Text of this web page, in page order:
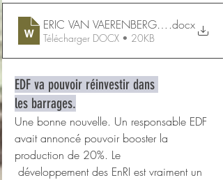
ERIC VAN VAERENBERGH. Les
.docx
Télécharger DOCX • 20KB
EDF va pouvoir réinvestir dans
les barrages.
Une bonne nouvelle. Un responsable EDF
avait annoncé pouvoir booster la
production de 20%. Le
développement des EnRI est vraiment un